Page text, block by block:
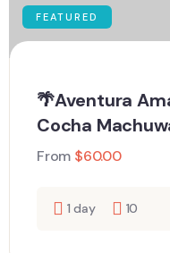
FEATURED
🌴Aventura
Cocha
From $60.00
1 day 10